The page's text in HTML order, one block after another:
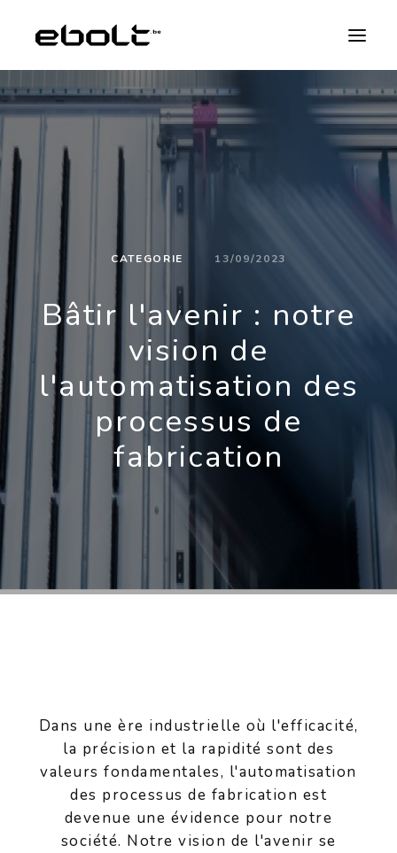
NOS EXPERTISES
NEWS
À PROPOS
CONTACT
NL
CATEGORIE 13/09/2023
Bâtir l'avenir : notre
vision de
l'automatisation des
processus de
fabrication
Dans une ère industrielle où l'efficacité,
la précision et la rapidité sont des
valeurs fondamentales, l'automatisation
des processus de fabrication est
devenue une évidence pour notre
société. Notre vision de l'avenir se